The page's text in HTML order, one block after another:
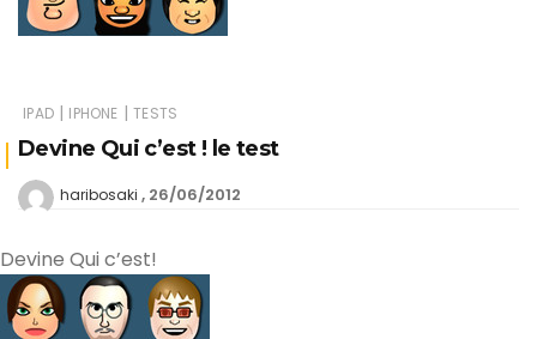
IPAD | IPHONE | TESTS
Devine Qui c’est ! le test
haribosaki 26/06/2012
Devine Qui c’est!